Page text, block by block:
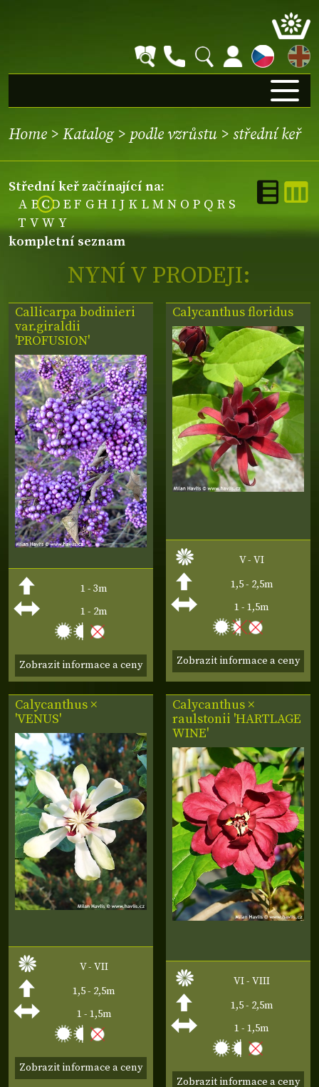
EN
Home > Katalog> podle vzrůstu > střední keř
střední keř začínající na:
A BCD E F G H I J K L M N O P Q R S
T V W Y
kompletní seznam
NYNÍ V PRODEJI:
Callicarpa bodinieri
var.giraldii
'PROFUSION'
1 - 3m
1 - 2m
Zobrazit informace a ceny
Calycanthus floridus
V - VI
1,5 - 2,5m
1 - 1,5m
Zobrazit informace a ceny
Calycanthus ×
'VENUS'
V - VII
1,5 - 2,5m
1 - 1,5m
Zobrazit informace a ceny
Calycanthus ×
raulstonii 'HARTLAGE
WINE'
VI - VIII
1,5 - 2,5m
1 - 1,5m
Zobrazit informace a ceny